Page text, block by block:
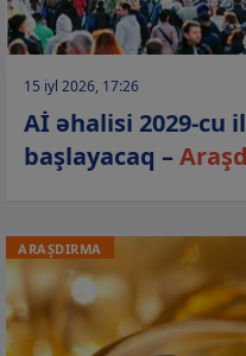
15 iyl 2026, 17:26
Aİ əhalisi 2029-cu
başlayacaq –
ARAŞDIRMA